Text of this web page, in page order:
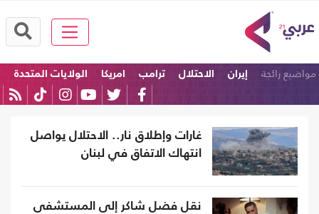
مواضيع رائجة إيران الاحتلال ترامب امريكا
الولايات المتحدة
غارات وإطلاق نار.. الاحتلال يواصل
انتهاك الاتفاق في لبنان
نقل فضل شاكر إلى المستشفى